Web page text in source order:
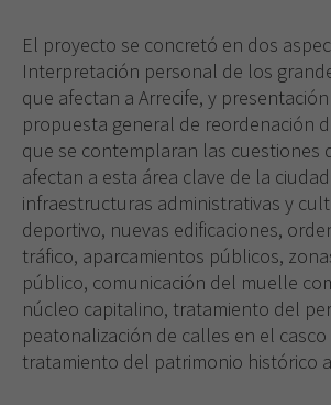
El proyecto se concretó en dos
Interpretación personal de los
que afectan a Arrecife, y
propuesta general de reordenación
que se contemplaran las cuestiones
afectan a esta área clave de la
infraestructuras administrativas y
deportivo, nuevas edificaciones,
tráfico, aparcamientos públicos,
público, comunicación del muelle
núcleo capitalino, tratamiento del
peatonalización de calles en el
tratamiento del patrimonio histórico